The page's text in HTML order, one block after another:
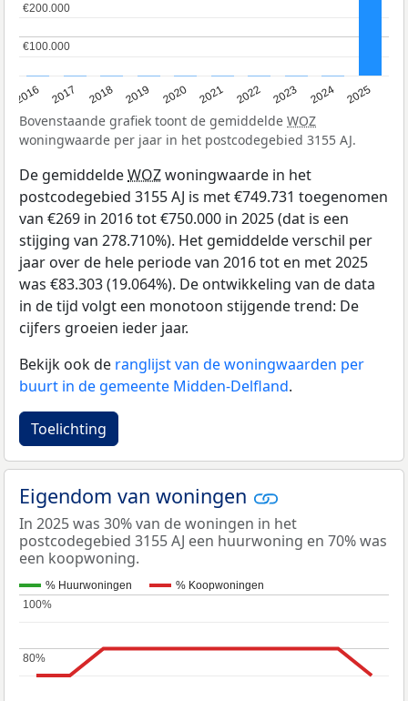
2016 2017 2018 2019 2020 2021 2022 2023 2024 2025
€100.000
€100.000
€200.000
€200.000
Bovenstaande grafiek toont de gemiddelde WOZ
woningwaarde per jaar in het postcodegebied 3155 AJ.
De gemiddeldeWOZwoningwaarde in het
postcodegebied 3155 AJ is met €749.731 toegenomen
van €269 in 2016 tot €750.000 in 2025 (dat is een
stijging van 278.710%). Het gemiddelde verschil per
jaar over de hele periode van 2016 tot en met 2025
was €83.303 (19.064%). De ontwikkeling van de data
in de tijd volgt een monotoon stijgende trend: De
cijfers groeien ieder jaar.
Bekijk ook de ranglijst van de woningwaarden per
buurt in de gemeente Midden-Delfland.
Toelichting
Eigendom van woningen
In 2025 was 30% van de woningen in het
postcodegebied 3155 AJ een huurwoning en 70% was
een koopwoning.
% Huurwoningen % Koopwoningen
80%
80%
100%
100%